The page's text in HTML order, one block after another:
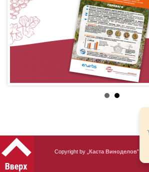
Copyright by „ Каста Виноделов”